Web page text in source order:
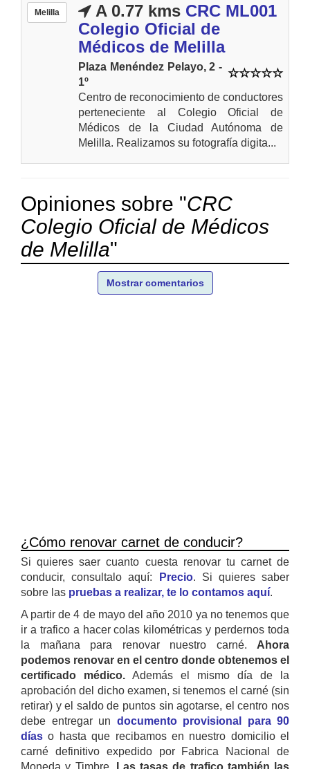
Melilla A 0.77 kms CRC ML001
Colegio Oficial de
Médicos de Melilla
Plaza Menéndez Pelayo, 2 -
1º
Centro de reconocimiento de conductores
perteneciente al Colegio Oficial de
Médicos de la Ciudad Autónoma de
Melilla. Realizamos su fotografía digita...
Opiniones sobre "CRC
Colegio Oficial de Médicos
de Melilla"
Mostrar comentarios
¿Cómo renovar carnet de conducir?
Si quieres saer cuanto cuesta renovar tu carnet de
conducir, consultalo aquí:
Precio. Si quieres saber
sobre las pruebas a realizar, te lo contamos aquí.
A partir de 4 de mayo del año 2010 ya no tenemos que
ir a trafico a hacer colas kilométricas y perdernos toda
la mañana para renovar nuestro carné. Ahora
podemos renovar en el centro donde obtenemos el
certificado médico. Además el mismo día de la
aprobación del dicho examen, si tenemos el carné (sin
retirar) y el saldo de puntos sin agotarse, el centro nos
debe entregar un documento provisional para 90
días o hasta que recibamos en nuestro domicilio el
carné definitivo expedido por Fabrica Nacional de
Moneda y Timbre.
Las tasas de trafico también las